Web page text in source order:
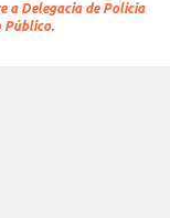
a Delegacia de Polícia
Público.